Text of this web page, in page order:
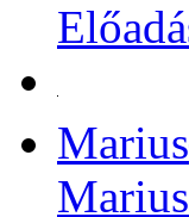
Marius